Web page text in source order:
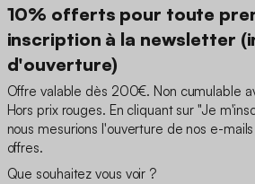
10% offerts pour toute
inscription à la newsletter
d'ouverture)
Offre valable dès 200€. Non cumulable
Hors prix rouges. En cliquant sur "Je
nous mesurions l'ouverture de nos e-
offres.
Que souhaitez vous voir ?